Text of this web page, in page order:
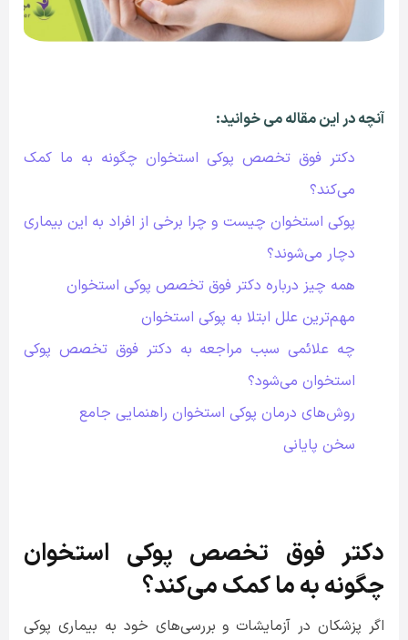
آنچه در این مقاله می خوانید:
دکتر فوق تخصص پوکی استخوان چگونه به ما کمک
می‌کند؟
پوکی استخوان چیست و چرا برخی از افراد به این بیماری
دچار می‌شوند؟
همه چیز درباره دکتر فوق تخصص پوکی استخوان
مهم‌ترین علل ابتلا به پوکی استخوان
چه علائمی سبب مراجعه به دکتر فوق تخصص پوکی
استخوان می‌شود؟
روش‌های درمان پوکی استخوان راهنمایی جامع
سخن پایانی
دکتر فوق تخصص پوکی استخوان
چگونه به ما کمک می‌کند؟
اگر پزشکان در آزمایشات و بررسی‌های خود به بیماری پوکی